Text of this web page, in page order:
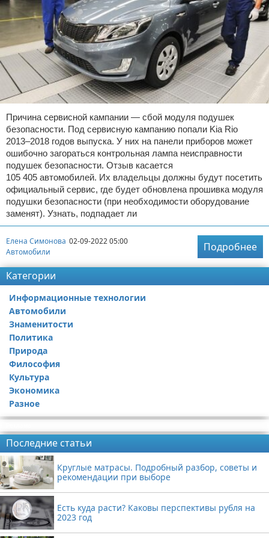
Причина сервисной кампании — сбой модуля подушек
безопасности. Под сервисную кампанию попали Kia Rio
2013–2018 годов выпуска. У них на панели приборов может
ошибочно загораться контрольная лампа неисправности
подушек безопасности. Отзыв касается
105 405 автомобилей. Их владельцы должны будут посетить
официальный сервис, где будет обновлена прошивка модуля
подушки безопасности (при необходимости оборудование
заменят). Узнать, подпадает ли
Елена Симонова 02-09-2022 05:00
Автомобили
Подробнее
Категории
Информационные технологии
Автомобили
Знаменитости
Политика
Природа
Философия
Культура
Экономика
Разное
Последние статьи
Круглые матрасы. Подробный разбор, советы и
рекомендации при выборе
Есть куда расти? Каковы перспективы рубля на
2023 год